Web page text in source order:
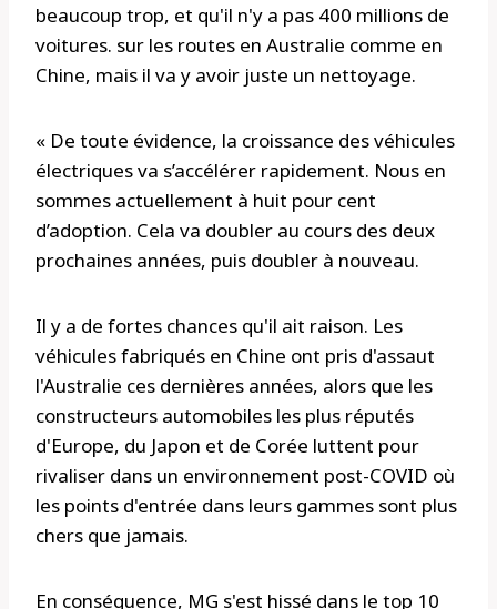
beaucoup trop, et qu'il n'y a pas 400 millions de
voitures. sur les routes en Australie comme en
Chine, mais il va y avoir juste un nettoyage.
« De toute évidence, la croissance des véhicules
électriques va s’accélérer rapidement. Nous en
sommes actuellement à huit pour cent
d’adoption. Cela va doubler au cours des deux
prochaines années, puis doubler à nouveau.
Il y a de fortes chances qu'il ait raison. Les
véhicules fabriqués en Chine ont pris d'assaut
l'Australie ces dernières années, alors que les
constructeurs automobiles les plus réputés
d'Europe, du Japon et de Corée luttent pour
rivaliser dans un environnement post-COVID où
les points d'entrée dans leurs gammes sont plus
chers que jamais.
En conséquence, MG s'est hissé dans le top 10